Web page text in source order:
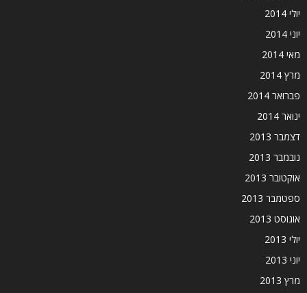
יולי 2014
יוני 2014
מאי 2014
מרץ 2014
פברואר 2014
ינואר 2014
דצמבר 2013
נובמבר 2013
אוקטובר 2013
ספטמבר 2013
אוגוסט 2013
יולי 2013
יוני 2013
מרץ 2013